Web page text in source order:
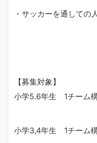
・サッカーを通しての
【募集対象】
小学5.6年生 1チーム
小学3,4年生 1チーム